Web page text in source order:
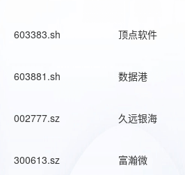
603383.sh 顶点软件
603881.sh 数据港
002777.sz 久远银海
300613.sz 富瀚微